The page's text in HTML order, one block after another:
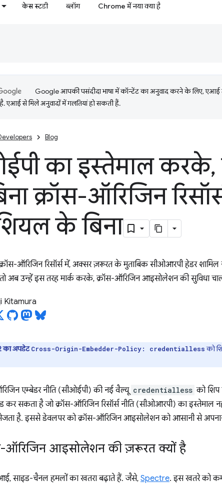
केस स्टडी ब्लॉग Chrome में नया क्या है
Google आपकी पसंदीदा भाषा में कॉन्टेंट का अनुवाद करने के लिए, एआई
एआई से मिले अनुवादों में गलतियां हो सकती हैं.
Blog
का इस्तेमाल करके,
क्रॉस-ऑरिजिन
के बिना
ऑरिजिन रिसॉर्स में, अक्सर ज़रूरत के मुताबिक सीओआरपी हेडर
अब उन्हें इस तरह मार्क करके, क्रॉस-ऑरिजिन आइसोलेशन की सुविधा
Kitamura
का अपडेट Cross-Origin-Embedder-Policy: credentiallessको
एम्बेडर नीति (सीओईपी) की नई वैल्यू credentialless को शिप
कर सकता है जो क्रॉस-ऑरिजिन रिसॉर्स नीति (सीओआरपी) का
भेजता है. इससे डेवलपर को क्रॉस-ऑरिजिन आइसोलेशन को आसानी से
ऑरिजिन आइसोलेशन की ज़रूरत क्यों है
साइड-चैनल हमलों का खतरा बढ़ाते हैं. जैसे, Spectre. इस खतरे को